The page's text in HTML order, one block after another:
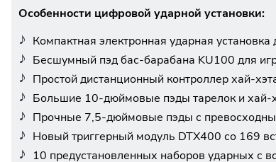
Особенности цифровой ударной установки:
Компактная электронная ударная
Бесшумный пэд бас-барабана KU100 для
Простой дистанционный контроллер хай-
Большие 10-дюймовые пэды тарелок и хай-
Прочные 7,5-дюймовые пэды с
Новый триггерный модуль DTX400 со 169
10 предустановленных наборов ударных с